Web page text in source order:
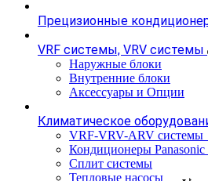
Прецизионные
VRF системы, VRV системы
Наружные блоки
Внутренние блоки
Аксессуары и Опции
Климатическое
VRF-VRV-ARV системы
Кондиционеры Panasonic
Сплит системы
Тепловые насосы